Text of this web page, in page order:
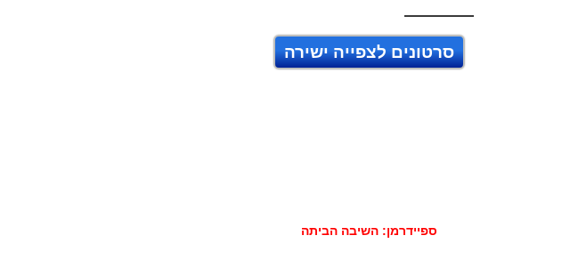
סרטונים לצפייה ישירה
ספיידרמן: השיבה הביתה